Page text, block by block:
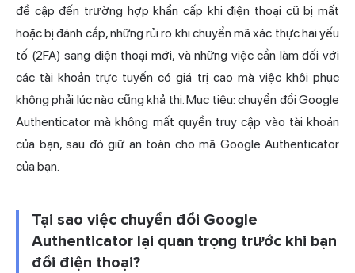
đề cập đến trường hợp khẩn cấp khi điện thoại cũ bị mất
hoặc bị đánh cắp, những rủi ro khi chuyển mã xác thực hai yếu
tố (2FA) sang điện thoại mới, và những việc cần làm đối với
các tài khoản trực tuyến có giá trị cao mà việc khôi phục
không phải lúc nào cũng khả thi. Mục tiêu: chuyển đổi Google
Authenticator mà không mất quyền truy cập vào tài khoản
của bạn, sau đó giữ an toàn cho mã Google Authenticator
của bạn.
Tại sao việc chuyển đổi Google
Authenticator lại quan trọng trước khi bạn
đổi điện thoại?